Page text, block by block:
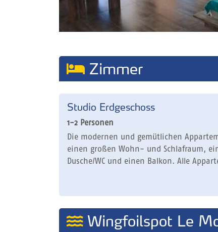
Zimmer
Studio Erdgeschoss
1-2 Personen
Die modernen und gemütlichen
einen großen Wohn- und Schlafraum,
Dusche/WC und einen Balkon. Alle
Wingfoilspot Le